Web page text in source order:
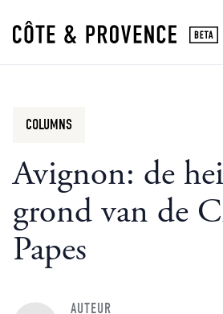
Avignon: de
grond van de
Papes
COLUMNS
AUTEUR